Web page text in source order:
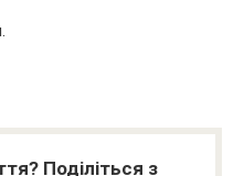
Поділіться з